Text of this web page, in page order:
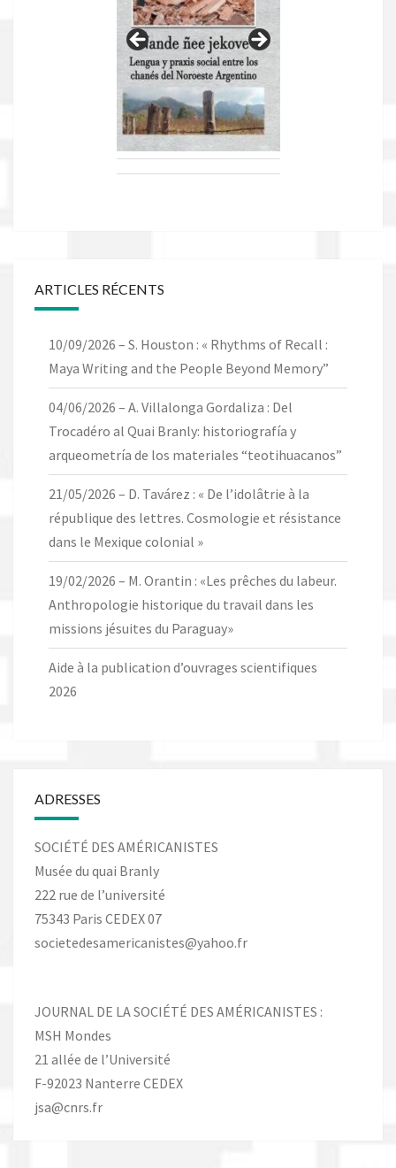
ARTICLES RÉCENTS
10/09/2026 – S. Houston : « Rhythms of Recall :
Maya Writing and the People Beyond Memory”
04/06/2026 – A. Villalonga Gordaliza : Del
Trocadéro al Quai Branly: historiografía y
arqueometría de los materiales “teotihuacanos”
21/05/2026 – D. Tavárez : « De l’idolâtrie à la
république des lettres. Cosmologie et résistance
dans le Mexique colonial »
19/02/2026 – M. Orantin : «Les prêches du labeur.
Anthropologie historique du travail dans les
missions jésuites du Paraguay»
Aide à la publication d’ouvrages scientifiques
2026
ADRESSES
SOCIÉTÉ DES AMÉRICANISTES
Musée du quai Branly
222 rue de l’université
75343 Paris CEDEX 07
societedesamericanistes@yahoo.fr
JOURNAL DE LA SOCIÉTÉ DES AMÉRICANISTES :
MSH Mondes
21 allée de l’Université
F-92023 Nanterre CEDEX
jsa@cnrs.fr